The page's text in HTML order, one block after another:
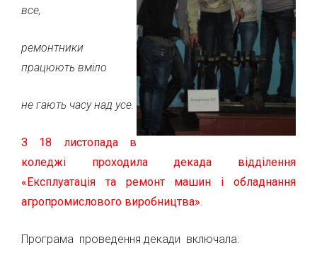
все,
ремонтники
працюють вміло
не гають часу над усе.
З 18 листопада в
коледжі проходила декада відділення
«Експлуатація та ремонт машин і обладнання
агропромислового виробництва».
Програма проведення декади включала: